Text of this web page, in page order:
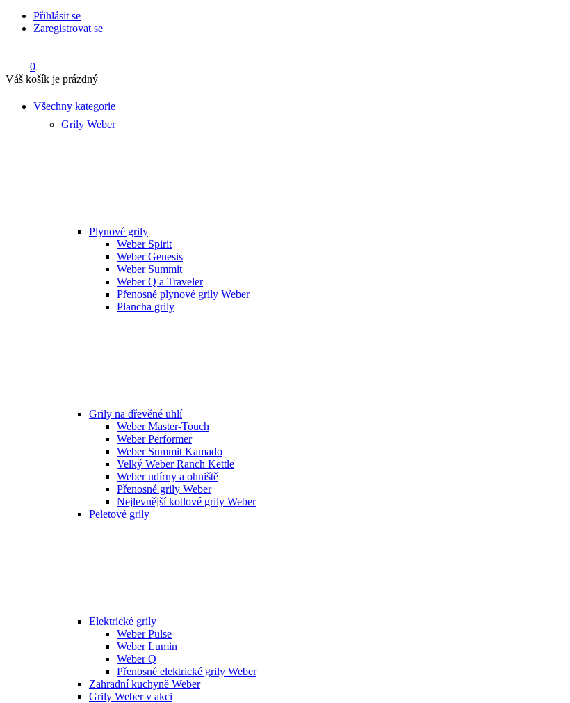
Přihlásit se
Zaregistrovat se
0
Váš košík je prázdný
Všechny kategorie
Grily Weber
Plynové grily
Weber Spirit
Weber Genesis
Weber Summit
Weber Q a Traveler
Přenosné plynové grily Weber
Plancha grily
Grily na dřevěné uhlí
Weber Master-Touch
Weber Performer
Weber Summit Kamado
Velký Weber Ranch Kettle
Weber udírny a ohniště
Přenosné grily Weber
Nejlevnější kotlové grily Weber
Peletové grily
Elektrické grily
Weber Pulse
Weber Lumin
Weber Q
Přenosné elektrické grily Weber
Zahradní kuchyně Weber
Grily Weber v akci